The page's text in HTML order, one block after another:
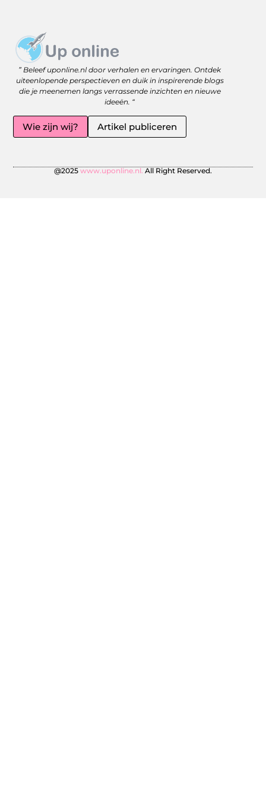
” Beleef uponline.nl door verhalen en ervaringen. Ontdek
uiteenlopende perspectieven en duik in inspirerende blogs
die je meenemen langs verrassende inzichten en nieuwe
ideeën. “
Wie zijn wij? Artikel publiceren
@2025 www.uponline.nl. All Right Reserved.